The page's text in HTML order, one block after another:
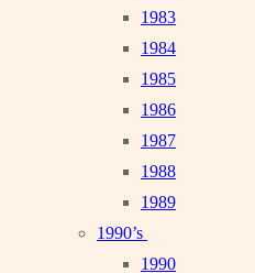
1983
1984
1985
1986
1987
1988
1989
1990’s
1990